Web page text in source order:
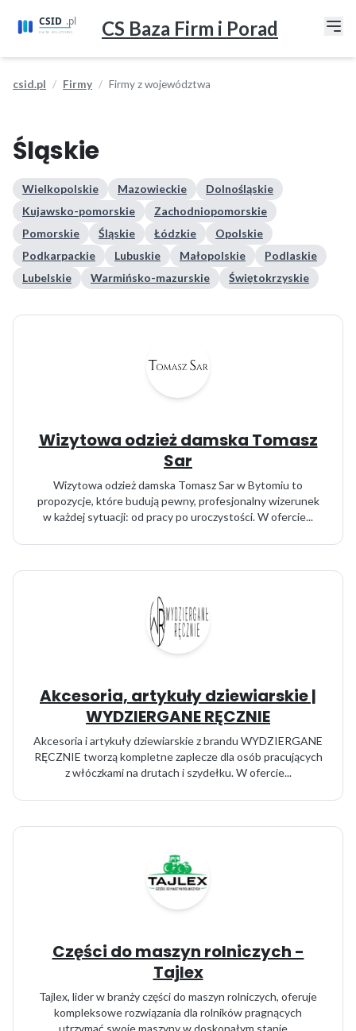
CS Baza Firm i Porad
csid.pl Firmy Firmy z województwa
Śląskie
Wielkopolskie Mazowieckie
Dolnośląskie
Kujawsko-pomorskie
Zachodniopomorskie
Pomorskie
Śląskie Łódzkie
Opolskie
Podkarpackie
Lubuskie Małopolskie
Podlaskie
Lubelskie
Warmińsko-mazurskie Świętokrzyskie
Wizytowa odzież damska Tomasz
Sar
Wizytowa odzież damska Tomasz Sar w Bytomiu to
propozycje, które budują pewny, profesjonalny wizerunek
w każdej sytuacji: od pracy po uroczystości. W ofercie...
Akcesoria, artykuły dziewiarskie |
WYDZIERGANE RĘCZNIE
Akcesoria i artykuły dziewiarskie z brandu WYDZIERGANE
RĘCZNIE tworzą kompletne zaplecze dla osób pracujących
z włóczkami na drutach i szydełku. W ofercie...
Części do maszyn rolniczych -
Tajlex
Tajlex, lider w branży części do maszyn rolniczych, oferuje
kompleksowe rozwiązania dla rolników pragnących
utrzymać swoje maszyny w doskonałym stanie....